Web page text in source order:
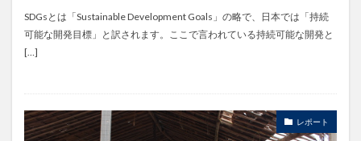
SDGsとは「Sustainable Development Goals」の略で、日本では「持続
可能な開発目標」と訳されます。ここで言われている持続可能な開発と
[…]
レポート